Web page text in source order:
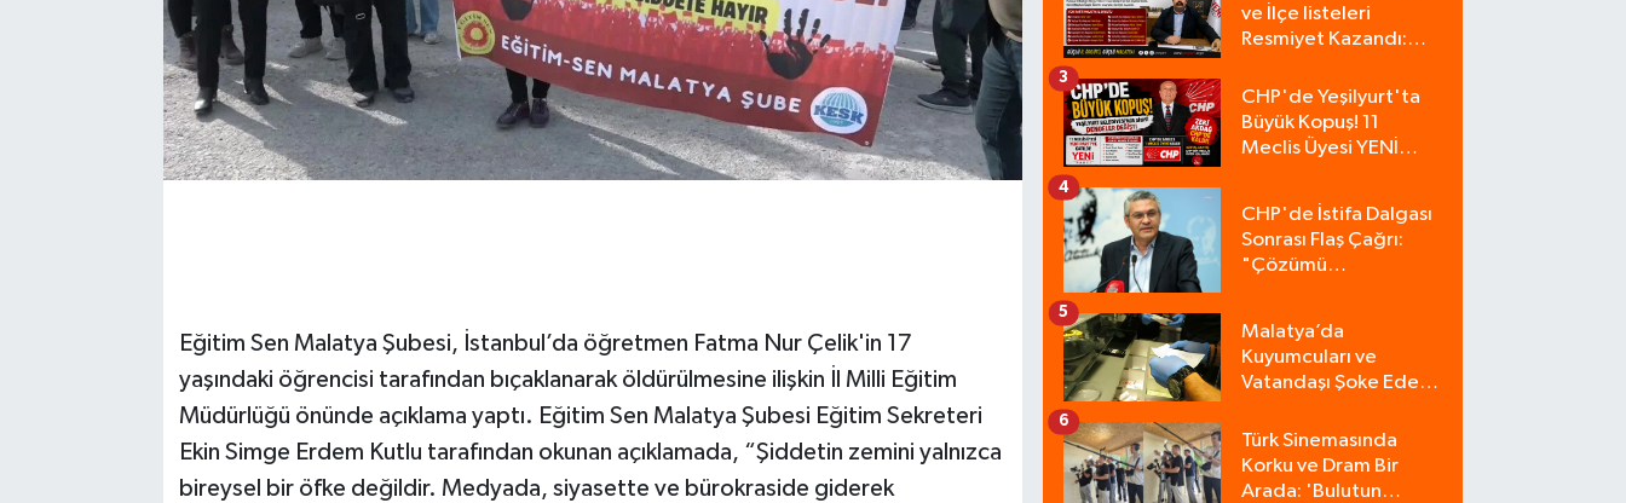
Eğitim Sen Malatya Şubesi, İstanbul’da öğretmen Fatma Nur Çelik'in 17
yaşındaki öğrencisi tarafından bıçaklanarak öldürülmesine ilişkin İl Milli Eğitim
Müdürlüğü önünde açıklama yaptı. Eğitim Sen Malatya Şubesi Eğitim Sekreteri
Ekin Simge Erdem Kutlu tarafından okunan açıklamada, “Şiddetin zemini yalnızca
bireysel bir öfke değildir. Medyada, siyasette ve bürokraside giderek
ve İlçe listeleri
Resmiyet Kazandı:
CHP'de Yeşilyurt'ta
Büyük Kopuş! 11
Meclis Üyesi YENİ
Tek Üyeyle Kaldı
3
CHP'de İstifa Dalgası
Sonrası Flaş Çağrı:
"Çözümü
4
Malatya’da
Kuyumcuları ve
Vatandaşı Şoke Eden
Milyonluk Tuzağı Polis
Bozdu!
5
Türk Sinemasında
Korku ve Dram Bir
Arada: 'Bulutun
6